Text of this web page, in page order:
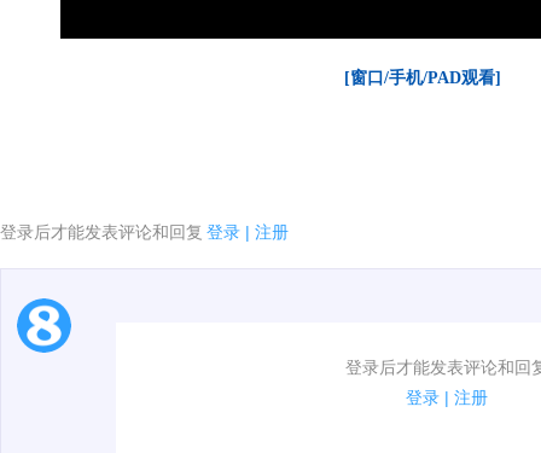
[窗口/手机/PAD观看]
登录后才能发表评论和回复 登录 | 注册
登录后才能发表评论和回
登录 | 注册
1.电脑端新用户可以发表评论了！